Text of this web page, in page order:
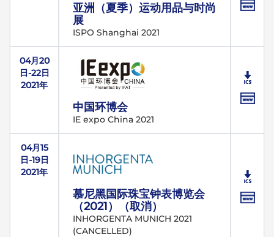
亚洲（夏季）运动用品与时尚
展
ISPO Shanghai 2021
04月20
日-22日
2021年
中国环博会
IE expo China 2021
04月15
日-19日
2021年
慕尼黑国际珠宝钟表博览会
（2021）（取消）
INHORGENTA MUNICH 2021
(CANCELLED)